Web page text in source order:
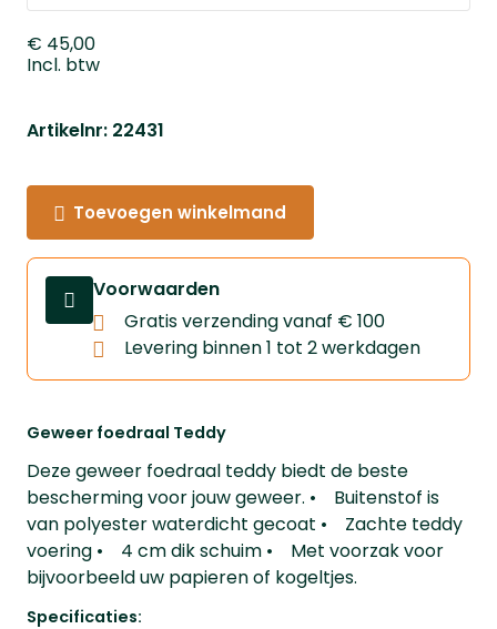
Geweer foedraal Teddy
Deze geweer foedraal teddy biedt de beste
bescherming voor jouw geweer. • Buitenstof is
van polyester waterdicht gecoat • Zachte teddy
voering • 4 cm dik schuim • Met voorzak voor
bijvoorbeeld uw papieren of kogeltjes.
Specificaties:
€ 45,00
Incl. btw
Artikelnr: 22431
Toevoegen winkelmand
Voorwaarden
Gratis verzending vanaf € 100
Levering binnen 1 tot 2 werkdagen